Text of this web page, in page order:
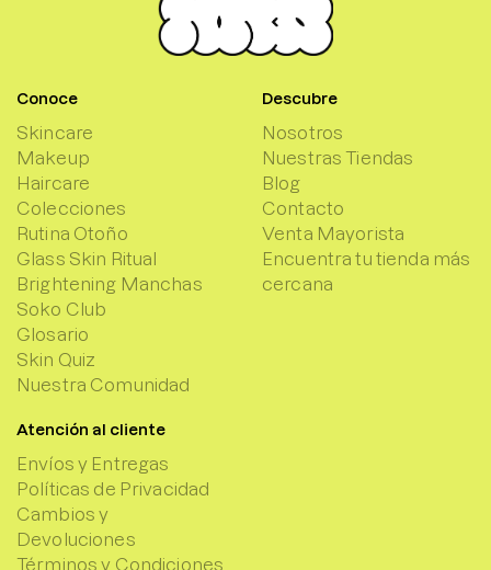
Conoce
Skincare
Makeup
Haircare
Colecciones
Rutina Otoño
Glass Skin Ritual
Brightening Manchas
Soko Club
Glosario
Skin Quiz
Nuestra Comunidad
Descubre
Nosotros
Nuestras Tiendas
Blog
Contacto
Venta Mayorista
Encuentra tu tienda más
cercana
Atención al cliente
Envíos y Entregas
Políticas de Privacidad
Cambios y
Devoluciones
Términos y Condiciones